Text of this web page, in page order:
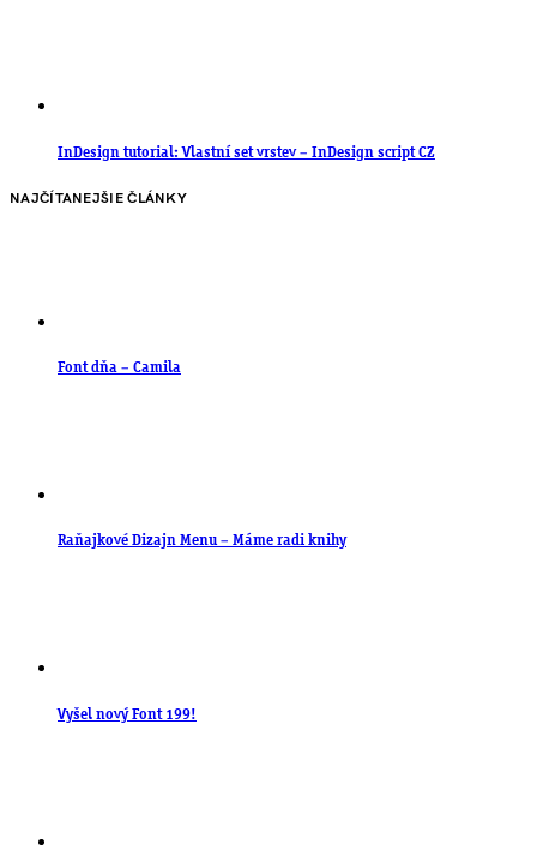
InDesign tutorial: Vlastní set vrstev – InDesign script CZ
NAJČÍTANEJŠIE ČLÁNKY
Font dňa – Camila
Raňajkové Dizajn Menu – Máme radi knihy
Vyšel nový Font 199!